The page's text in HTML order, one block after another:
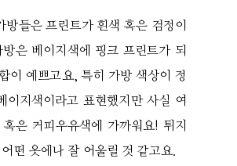
방들은 프린트가 흰색 혹은 검정이
방은 베이지색에 핑크 프린트가 되
이 예쁘고요, 특히 가방 색상이 정
이지색이라고 표현했지만 사실 여
혹은 커피우유색에 가까워요! 튀지
떤 옷에나 잘 어울릴 것 같고요.